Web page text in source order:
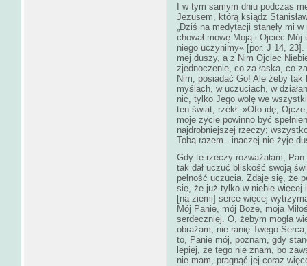
I w tym samym dniu podczas
Jezusem, którą ksiądz
„Dziś na medytacji stanęły mi
chował mowę Moją i Ojciec
niego uczynimy« [por. J 14,
mej duszy, a z Nim Ojciec
zjednoczenie, co za łaska, co
Nim, posiadać Go! Ale żeby tak
myślach, w uczuciach, w
nic, tylko Jego wolę we
ten świat, rzekł: »Oto idę,
moje życie powinno być
najdrobniejszej rzeczy;
Tobą razem - inaczej nie żyje
Gdy te rzeczy rozważałam,
tak dał uczuć bliskość swoją
pełność uczucia. Zdaje się, że
się, że już tylko w niebie więcej
[na ziemi] serce więcej
Mój Panie, mój Boże, moja
serdeczniej. O, żebym mogła
obrażam, nie ranię Twego
to, Panie mój, poznam, gdy
lepiej, że tego nie znam, bo
nie mam, pragnąć jej coraz